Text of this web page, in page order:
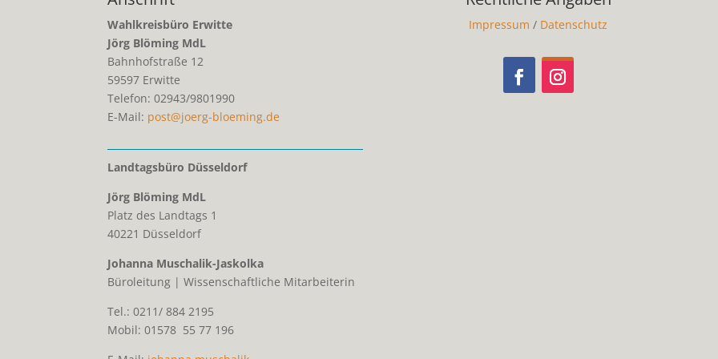
Wahlkreisbüro Erwitte
Jörg Blöming MdL
Bahnhofstraße 12
59597 Erwitte
Telefon: 02943/9801990
E-Mail: post@joerg-bloeming.de
Landtagsbüro Düsseldorf
Jörg Blöming MdL
Platz des Landtags 1
40221 Düsseldorf
Johanna Muschalik-Jaskolka
Büroleitung | Wissenschaftliche Mitarbeiterin
Tel.: 0211/ 884 2195
Mobil: 01578 55 77 196
Impressum / Datenschutz